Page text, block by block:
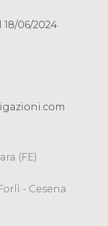
18/06/2024
(FE)
- Cesena